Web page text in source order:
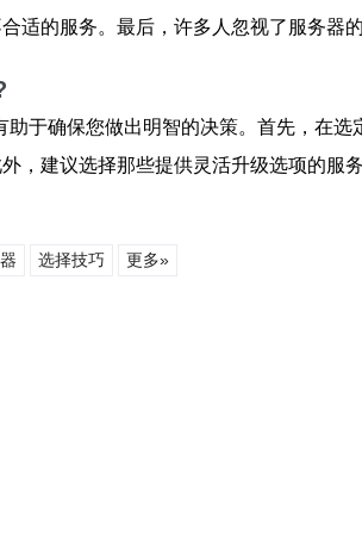
适的服务。最后，许多人忽视了服务器
助于确保您做出明智的决策。首先，在
，建议选择那些提供灵活升级选项的服
选择技巧 更多»